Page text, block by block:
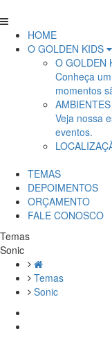
HOME
O GOLDEN KIDS
O GOLDEN
Conheça
momentos
AMBIENTES
Veja nossa
eventos.
TEMAS
DEPOIMENTOS
ORÇAMENTO
FALE CONOSCO
Temas
Sonic
Temas
Sonic